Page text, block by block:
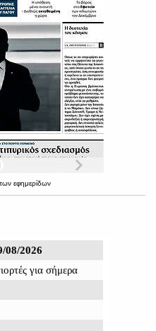
των εφημερίδων